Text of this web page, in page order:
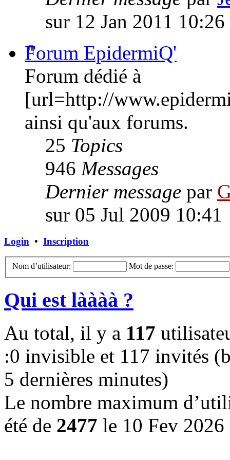
sur 12 Jan 2011 10:26
Forum EpidermiQ'
Forum dédié à
[url=http://
ainsi qu'aux forums.
25 Topics
946 Messages
Dernier message par
sur 05 Jul 2009 10:41
Login • Inscription
Nom d’utilisateur: Mot de passe:
Qui est làààà ?
Au total, il y a 117
:0 invisible et 117 invités
5 dernières minutes)
Le nombre maximum
été de 2477 le 10 Fev